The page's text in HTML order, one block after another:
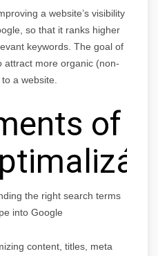
a website’s visibility
so that it ranks higher
keywords. The goal of
attract more organic (non-
a website.
of
the right search terms
into Google
content, titles, meta